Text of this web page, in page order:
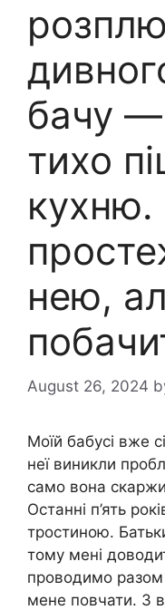
бачу —
тихо
кухню.
нею,
August 26, 2024
Моїй бабусі вже
неї виникли
само вона
Останні п’ять
тростиною.
тому мені
проводимо
мене повчати. З